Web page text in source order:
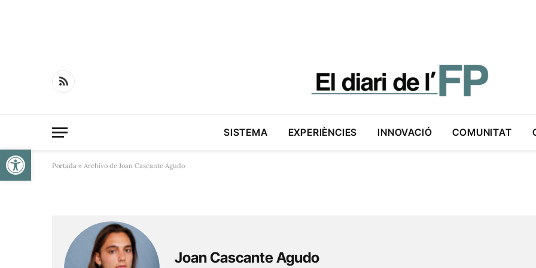
Obre la barra d'eines
RSS
SISTEMA EXPERIÈNCIES INNOVACIÓ COMUNITAT
Portada » Archivo de Joan Cascante Agudo
Joan Cascante Agudo